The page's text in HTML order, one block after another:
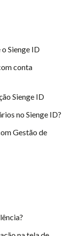
Sienge ID
conta
Sienge ID
no Sienge ID?
Gestão de